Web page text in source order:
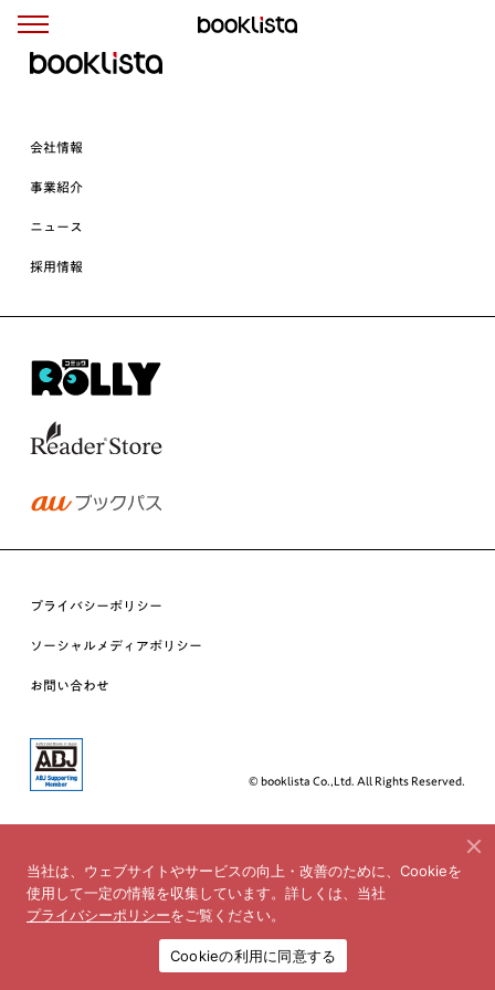
会社情報
事業紹介
ニュース
採用情報
プライバシーポリシー
ソーシャルメディアポリシー
お問い合わせ
© booklista Co.,Ltd. All Rights Reserved.
当社は、ウェブサイトやサービスの向上・改善のために、Cookieを
使用して一定の情報を収集しています。詳しくは、当社
プライバシーポリシーをご覧ください。
Cookieの利用に同意する